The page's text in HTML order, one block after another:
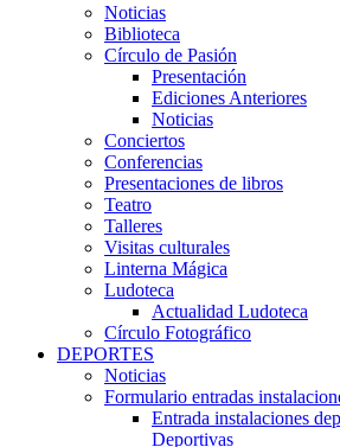
Noticias
Biblioteca
Círculo de Pasión
Presentación
Ediciones Anteriores
Noticias
Conciertos
Conferencias
Presentaciones de libros
Teatro
Talleres
Visitas culturales
Linterna Mágica
Ludoteca
Actualidad Ludoteca
Círculo Fotográfico
DEPORTES
Noticias
Formulario entradas
Entrada instalaciones
Deportivas